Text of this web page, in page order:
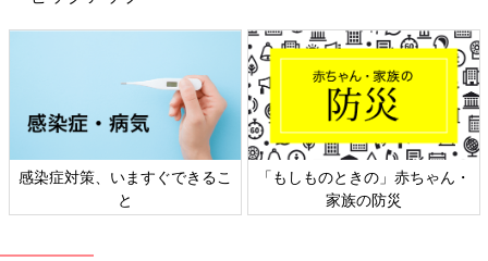
出典：Instagramアカウント「ppppnnku」
「ディズニー ツイステッドワンダーランド」のセブンイレブン
限定品、タンブラーとエコバッグを購入した月子さん。エコバッ
グは生地も厚く、コンビニ弁当が傾かないような形になっている
んだそうですよ。色違いの商品もあるそうで、全部欲しくなって
しまいそうなかわいさですよね！
感染症対策、いますぐできるこ
と
「もしものときの」赤ちゃん・
家族の防災